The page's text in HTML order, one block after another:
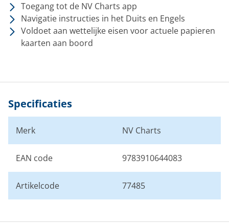
Toegang tot de NV Charts app
Navigatie instructies in het Duits en Engels
Voldoet aan wettelijke eisen voor actuele papieren
kaarten aan boord
Specificaties
Merk NV Charts
EAN code 9783910644083
Artikelcode 77485